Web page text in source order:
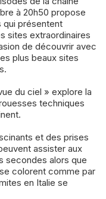
à 20h50 propose
qui présentent
sites extraordinaires
de découvrir avec
plus beaux sites
du ciel » explore la
techniques
et des prises
assister aux
secondes alors que
colorent comme par
en Italie se